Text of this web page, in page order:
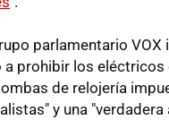
parlamentario VOX
a prohibir los eléctricos
de relojería
y una "verdadera